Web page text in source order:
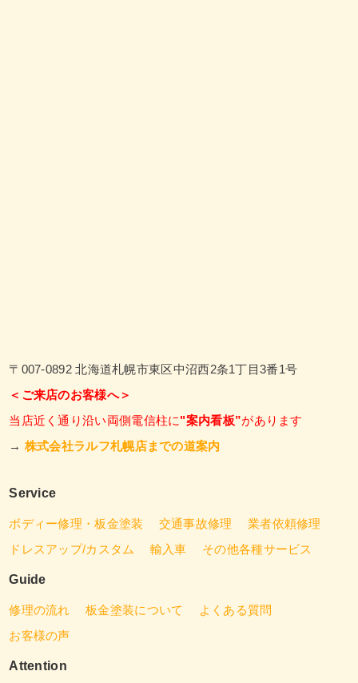
〒007-0892 北海道札幌市東区中沼西2条1丁目3番1号
＜ご来店のお客様へ＞
当店近く通り沿い両側電信柱に"案内看板”があります
→ 株式会社ラルフ札幌店までの道案内
Service
ボディー修理・板金塗装 交通事故修理
業者依頼修理
ドレスアップ/カスタム
輸入車 その他各種サービス
Guide
修理の流れ 板金塗装について
よくある質問
お客様の声
Attention